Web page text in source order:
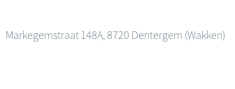
Markegemstraat 148A, 8720 Dentergem (Wakken)